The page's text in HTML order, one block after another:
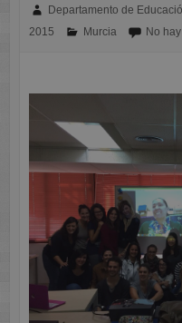
Departamento de
2015
Murcia No